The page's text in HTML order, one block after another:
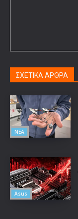
ΣΧΕΤΙΚΑ ΑΡΘΡΑ
ΝΕΑ
Asus